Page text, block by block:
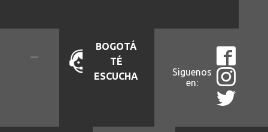
BOGOTÁ
TÉ
ESCUCHA
Siguenos
en: